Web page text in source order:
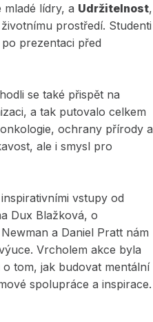
lídry, a Udržitelnost,
prostředí. Studenti
prezentaci před
se také přispět na
a tak putovalo celkem
ochrany přírody a
ale i smysl pro
vstupy od
Dux Blažková, o
a Daniel Pratt nám
Vrcholem akce byla
tom, jak budovat mentální
spolupráce a inspirace.